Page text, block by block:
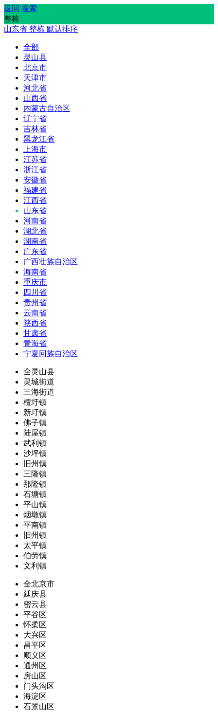
返回 搜索
整栋
山东省 整栋 默认排序
全部
灵山县
北京市
天津市
河北省
山西省
内蒙古自治区
辽宁省
吉林省
黑龙江省
上海市
江苏省
浙江省
安徽省
福建省
江西省
山东省
河南省
湖北省
湖南省
广东省
广西壮族自治区
海南省
重庆市
四川省
贵州省
云南省
陕西省
甘肃省
青海省
宁夏回族自治区
全灵山县
灵城街道
三海街道
檀圩镇
新圩镇
佛子镇
陆屋镇
武利镇
沙坪镇
旧州镇
三隆镇
那隆镇
石塘镇
平山镇
烟墩镇
平南镇
旧州镇
太平镇
伯劳镇
文利镇
全北京市
延庆县
密云县
平谷区
怀柔区
大兴区
昌平区
顺义区
通州区
房山区
门头沟区
海淀区
石景山区